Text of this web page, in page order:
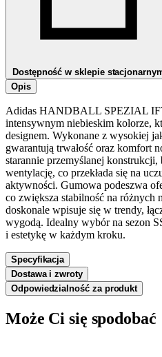
Dostępność w sklepie
Opis
Adidas HANDBALL SPEZIAL
intensywnym niebieskim kolorze,
designem. Wykonane z wysokiej
gwarantują trwałość oraz komfort
starannie przemyślanej
wentylację, co przekłada się na
aktywności. Gumowa podeszwa
co zwiększa stabilność na różnych
doskonale wpisuje się w trendy,
wygodą. Idealny wybór na sezon
i estetykę w każdym kroku.
Specyfikacja
Dostawa i zwroty
Odpowiedzialność za produkt
Może Ci się spodobać